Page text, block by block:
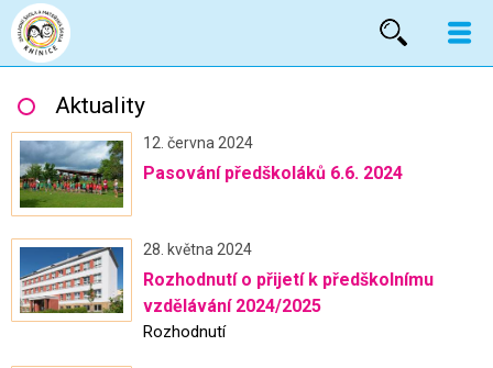
Aktuality
12. června 2024
Pasování předškoláků 6.6. 2024
28. května 2024
Rozhodnutí o přijetí k předškolnímu
vzdělávání 2024/2025
Rozhodnutí